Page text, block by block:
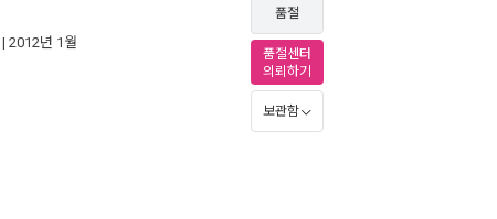
| 2012년 1월
품절
품절센터
의뢰하기
보관함